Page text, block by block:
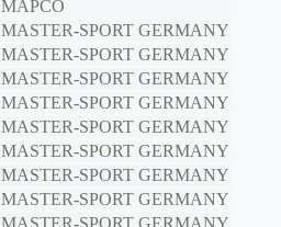
MAPCO
MASTER-SPORT GERMANY
MASTER-SPORT GERMANY
MASTER-SPORT GERMANY
MASTER-SPORT GERMANY
MASTER-SPORT GERMANY
MASTER-SPORT GERMANY
MASTER-SPORT GERMANY
MASTER-SPORT GERMANY